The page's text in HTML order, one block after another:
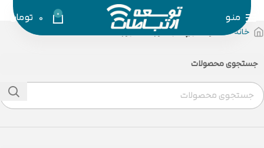
منو 0
0 تومان
خانه محصولات برچسب خورده “کیبورد”
جستجوی محصولات